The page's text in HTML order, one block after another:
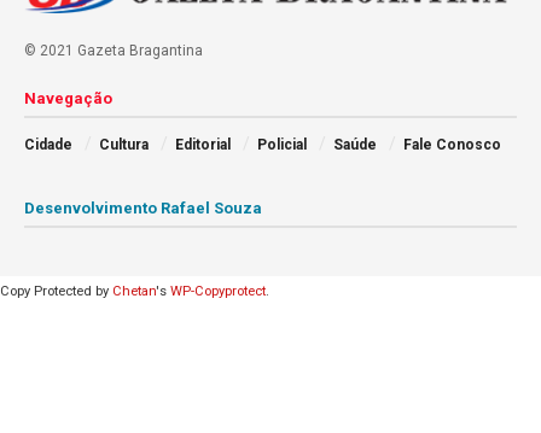
© 2021 Gazeta Bragantina
Navegação
Cidade Cultura Editorial Policial Saúde Fale Conosco
Desenvolvimento Rafael Souza
Copy Protected by Chetan's WP-Copyprotect.